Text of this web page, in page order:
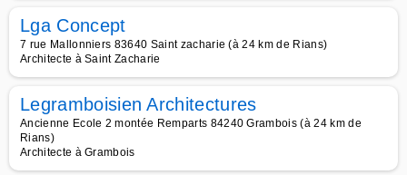
Lga Concept
7 rue Mallonniers 83640 Saint zacharie (à 24 km de Rians)
Architecte à Saint Zacharie
Legramboisien Architectures
Ancienne Ecole 2 montée Remparts 84240 Grambois (à 24 km de
Rians)
Architecte à Grambois